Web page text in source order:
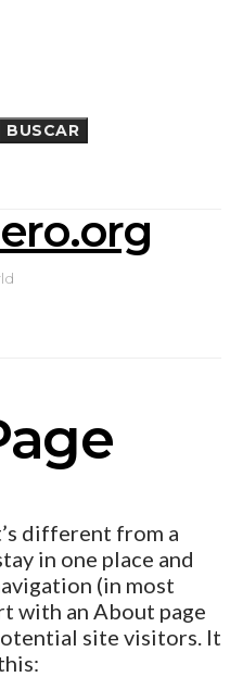
BUSCAR
different from a
in one place and
(in most
with an About page
site visitors. It